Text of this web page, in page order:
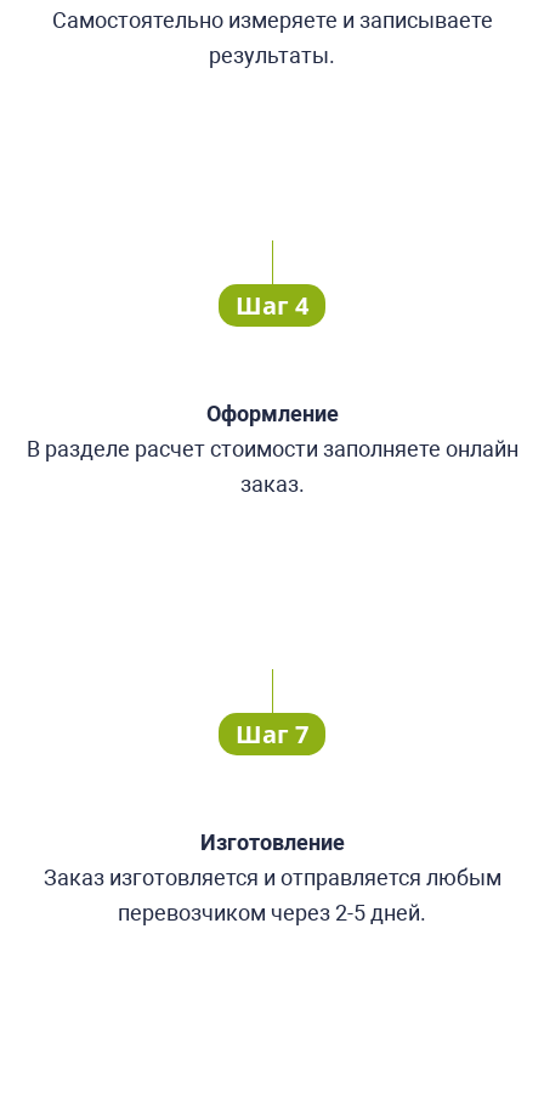
Самостоятельно измеряете и записываете
результаты.
Шаг 4
Оформление
В разделе расчет стоимости заполняете онлайн
заказ.
Шаг 7
Изготовление
Заказ изготовляется и отправляется любым
перевозчиком через 2-5 дней.